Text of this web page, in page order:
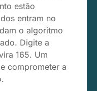
estão
entram no
o algoritmo
Digite a
165. Um
comprometer a